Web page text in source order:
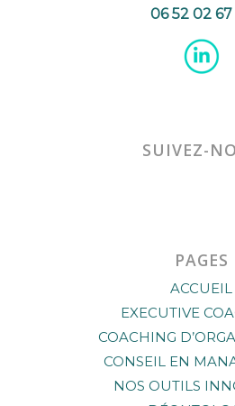
06 52 02 67
SUIVEZ-
PAGES
ACCUEIL
EXECUTIVE
COACHING
CONSEIL EN
NOS OUTILS